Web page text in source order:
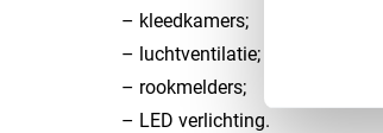
– kleedkamers;
– luchtventilatie;
– rookmelders;
– LED verlichting.